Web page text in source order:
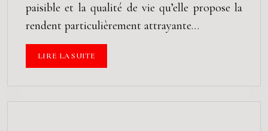
paisible et la qualité de vie qu’elle propose la
rendent particulièrement attrayante…
LIRE LA SUITE